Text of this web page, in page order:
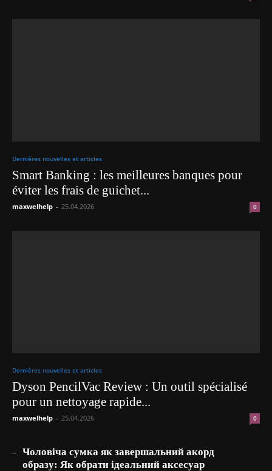
Dernières nouvelles et articles
Smart Banking : les meilleures banques pour
éviter les frais de guichet...
maxwelhelp - 25.04.2026 0
Dernières nouvelles et articles
Dyson PencilVac Review : Un outil spécialisé
pour un nettoyage rapide...
maxwelhelp - 25.04.2026 0
Чоловіча сумка як завершальний акорд
образу: Як обрати ідеальний аксесуар